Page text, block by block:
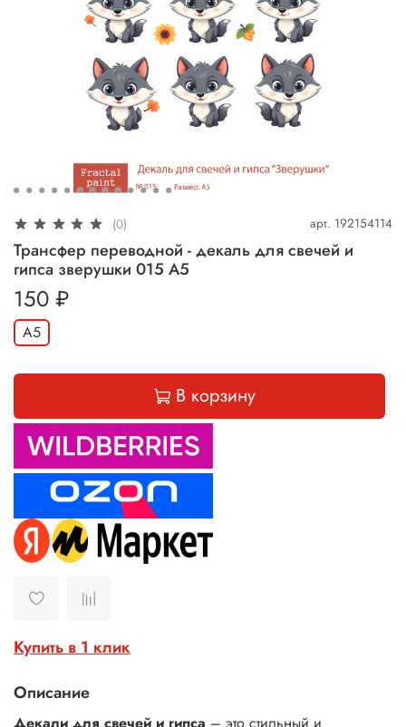
(0) арт. 192154114
Трансфер переводной - декаль для свечей и
гипса зверушки 015 А5
150 ₽
А5
В корзину
Купить в 1 клик
Описание
Декали для свечей и гипса – это стильный и